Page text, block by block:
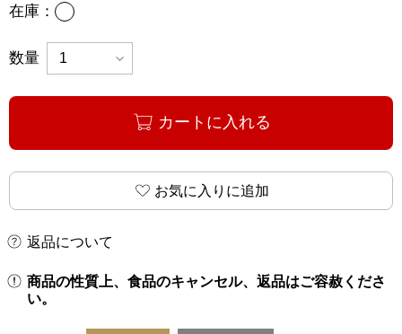
在庫： あり
数量
カートに入れる
お気に入りに追加
返品について
商品の性質上、食品のキャンセル、返品はご容赦くださ
い。